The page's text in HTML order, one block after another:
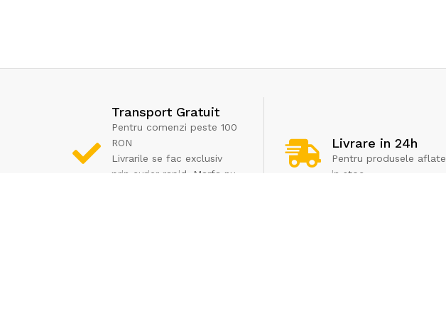
Transport Gratuit
Pentru comenzi peste 100
RON
Livrarile se fac exclusiv
prin curier rapid. Marfa nu
Livrare in 24h
Pentru produsele aflate
in stoc